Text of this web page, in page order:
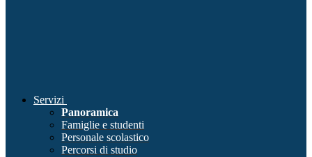
Servizi
Panoramica
Famiglie e studenti
Personale scolastico
Percorsi di studio